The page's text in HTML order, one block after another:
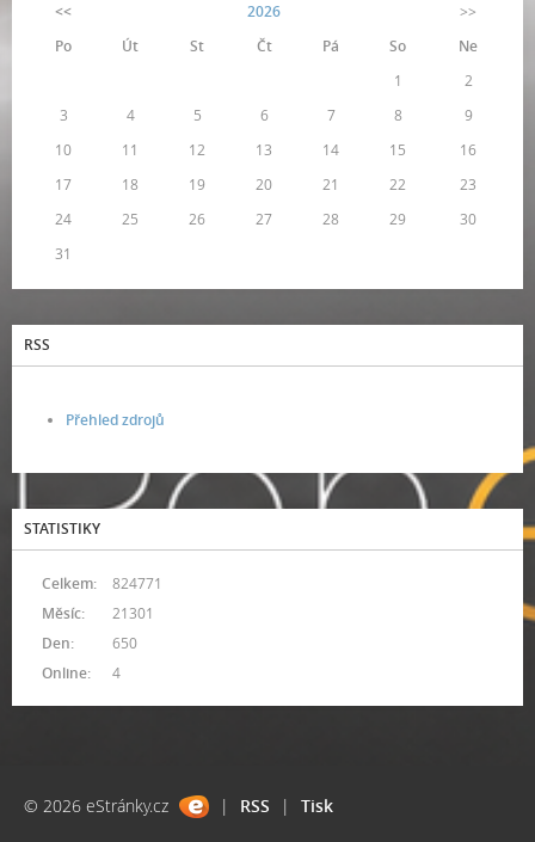
<<
2026
>>
Po
Út St Čt Pá So
Ne
1
2
3
4 5 6 7 8
9
10
11 12 13 14 15
16
17
18 19 20 21 22
23
24
25 26 27 28 29
30
31
RSS
Přehled zdrojů
STATISTIKY
Online: 4
Celkem:
824771
Měsíc:
21301
Den:
650
© 2026 eStránky.cz | RSS | Tisk